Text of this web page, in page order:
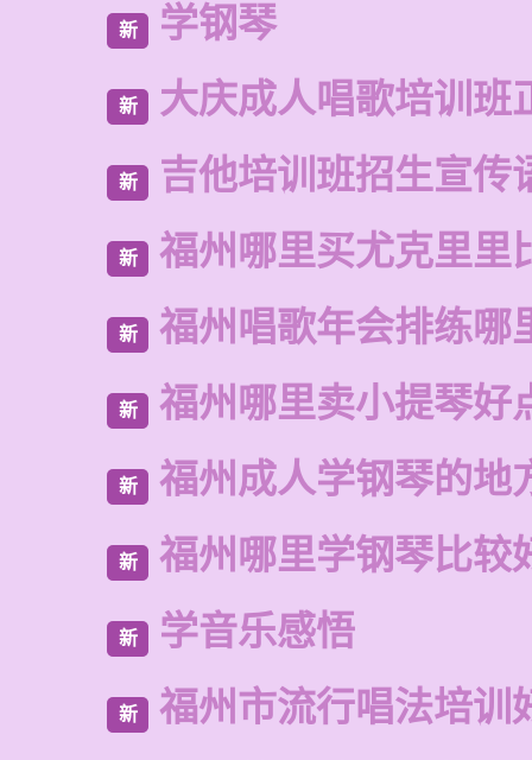
新 学钢琴
新 大庆成人唱歌培训班
新 吉他培训班招生宣传
新 福州哪里买尤克里里
新 福州唱歌年会排练哪
新 福州哪里卖小提琴好
新 福州成人学钢琴的地
新 福州哪里学钢琴比较
新 学音乐感悟
新 福州市流行唱法培训